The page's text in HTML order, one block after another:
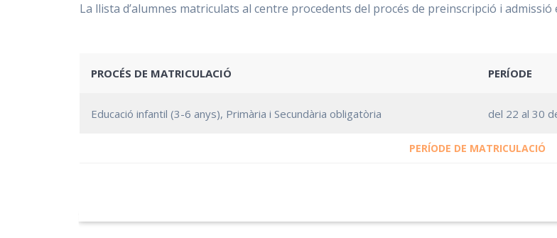
La llista d’alumnes matriculats al centre procedents del procés de preinscripció i admissió
PROCÉS DE MATRICULACIÓ PERÍODE
Educació infantil (3-6 anys), Primària i Secundària obligatòria del 22 al 30
PERÍODE DE MATRICULACIÓ